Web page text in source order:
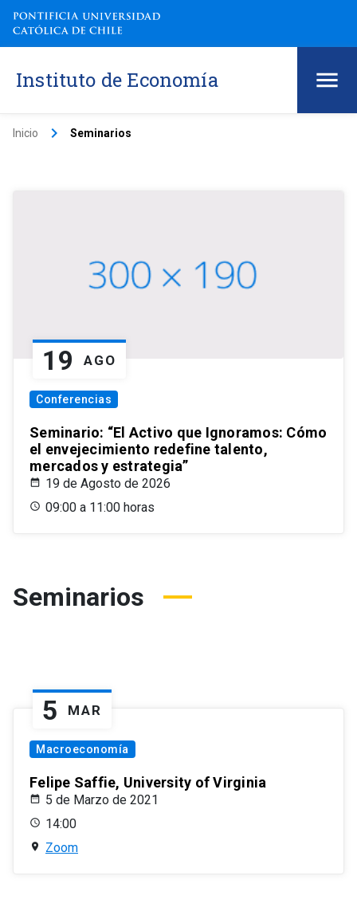
Instituto de Economía
Inicio keyboard_arrow_right Seminarios
19 AGO
Conferencias
Seminario: “El Activo que Ignoramos: Cómo
el envejecimiento redefine talento,
mercados y estrategia”
19 de Agosto de 2026
09:00 a 11:00 horas
Seminarios
5 MAR
Macroeconomía
Felipe Saffie, University of Virginia
5 de Marzo de 2021
14:00
Zoom